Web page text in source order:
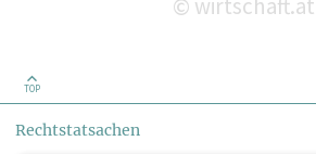
© wirtschaft.at
TOP
Rechtstatsachen